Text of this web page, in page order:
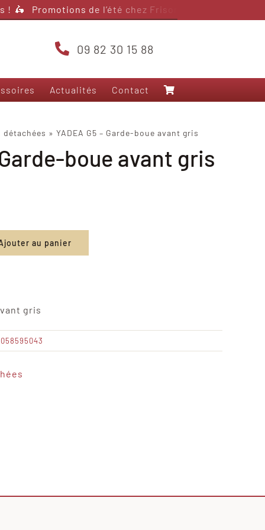
🛵 Promotions de l’été chez Frison Scooter –
09 82 30 15 88
Nos modèles 125
Frison T5000
Frison 3RS+
Yadea Fierider
Yadea Voltguard
Sarkcyber HC200
Actualités Contact
détachées » YADEA G5 – Garde-boue avant gris
Garde-boue avant gris
au panier
gris